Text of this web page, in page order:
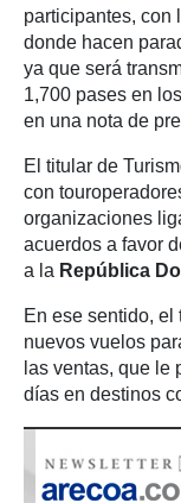
participantes, con
donde hacen
ya que será
1,700 pases en
en una nota de
El titular de
con
organizaciones
acuerdos a favor
a la República
En ese sentido, el
nuevos vuelos
las ventas, que le
días en destinos